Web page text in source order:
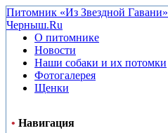
Питомник «Из Звездной Гавани»
Черныш.Ru
О питомнике
Новости
Наши собаки и их потомки
Фотогалерея
Щенки
• Навигация